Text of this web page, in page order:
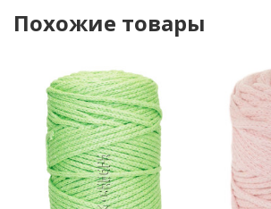
Похожие товары